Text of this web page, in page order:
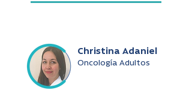
Christina Adaniel
Oncología Adultos